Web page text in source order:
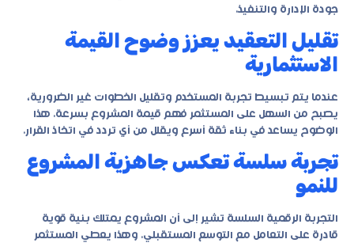
جودة الإدارة والتنفيذ.
تقليل التعقيد يعزز وضوح القيمة
الاستثمارية
عندما يتم تبسيط تجربة المستخدم وتقليل الخطوات غير الضرورية،
يصبح من السهل على المستثمر فهم قيمة المشروع بسرعة. هذا
الوضوح يساعد في بناء ثقة أسرع ويقلل من أي تردد في اتخاذ القرار.
تجربة سلسة تعكس جاهزية المشروع
للنمو
التجربة الرقمية السلسة تشير إلى أن المشروع يمتلك بنية قوية
قادرة على التعامل مع التوسع المستقبلي. وهذا يعطي المستثمر